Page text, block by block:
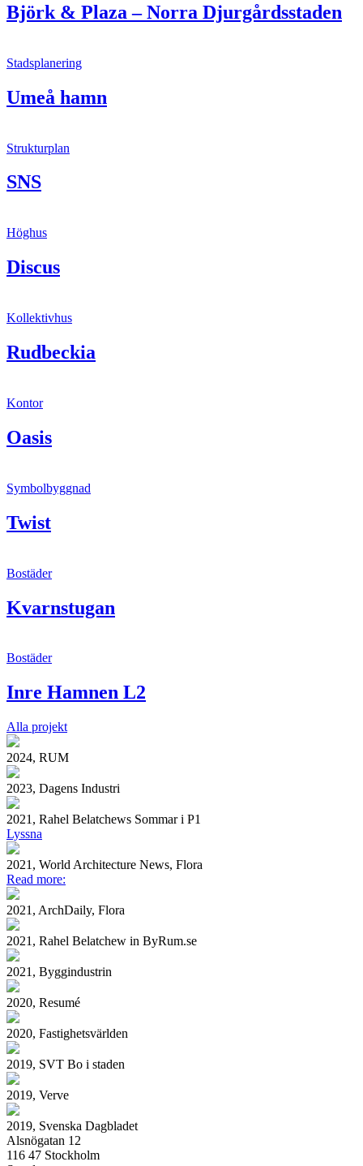
Björk & Plaza – Norra Djurgårdsstaden
Stadsplanering
Umeå hamn
Strukturplan
SNS
Höghus
Discus
Kollektivhus
Rudbeckia
Kontor
Oasis
Symbolbyggnad
Twist
Bostäder
Kvarnstugan
Bostäder
Inre Hamnen L2
Alla projekt
2024, RUM
2023, Dagens Industri
2021, Rahel Belatchews Sommar i P1
Lyssna
2021, World Architecture News, Flora
Read more:
2021, ArchDaily, Flora
2021, Rahel Belatchew in ByRum.se
2021, Byggindustrin
2020, Resumé
2020, Fastighetsvärlden
2019, SVT Bo i staden
2019, Verve
2019, Svenska Dagbladet
Alsnögatan 12
116 47 Stockholm